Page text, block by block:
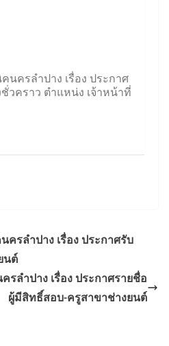
นครลำปาง เรื่อง ประกาศ
วคราว ตำแหน่ง เจ้าหน้าที่
ครลำปาง เรื่อง ประกาศรับ
นต์
รลำปาง เรื่อง ประกาศรายชื่อ
ผู้มีสิทธิ์สอบ-ครูสาขาช่างยนต์